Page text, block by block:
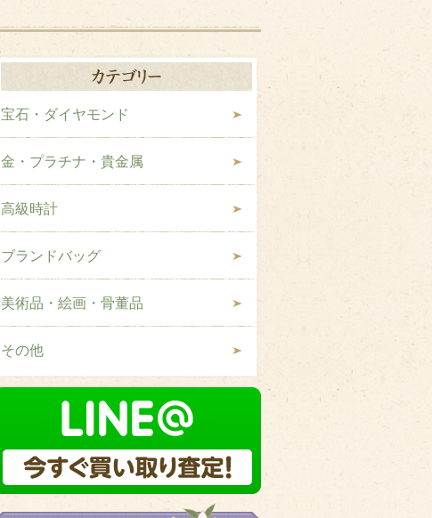
宝石・ダイヤモンド
金・プラチナ・貴金属
高級時計
ブランドバッグ
美術品・絵画・骨董品
その他